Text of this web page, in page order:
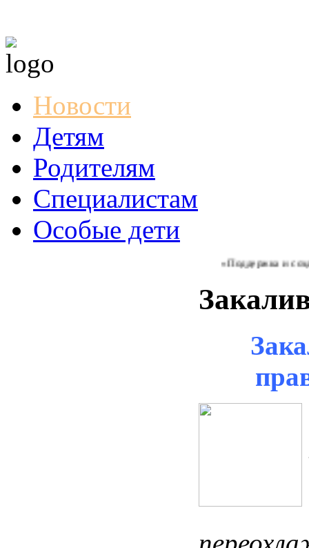
Новости
Детям
Родителям
Специалистам
Особые дети
«Поддержка и